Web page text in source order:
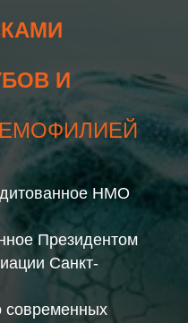
И
НМО
Президентом
Санкт-
современных